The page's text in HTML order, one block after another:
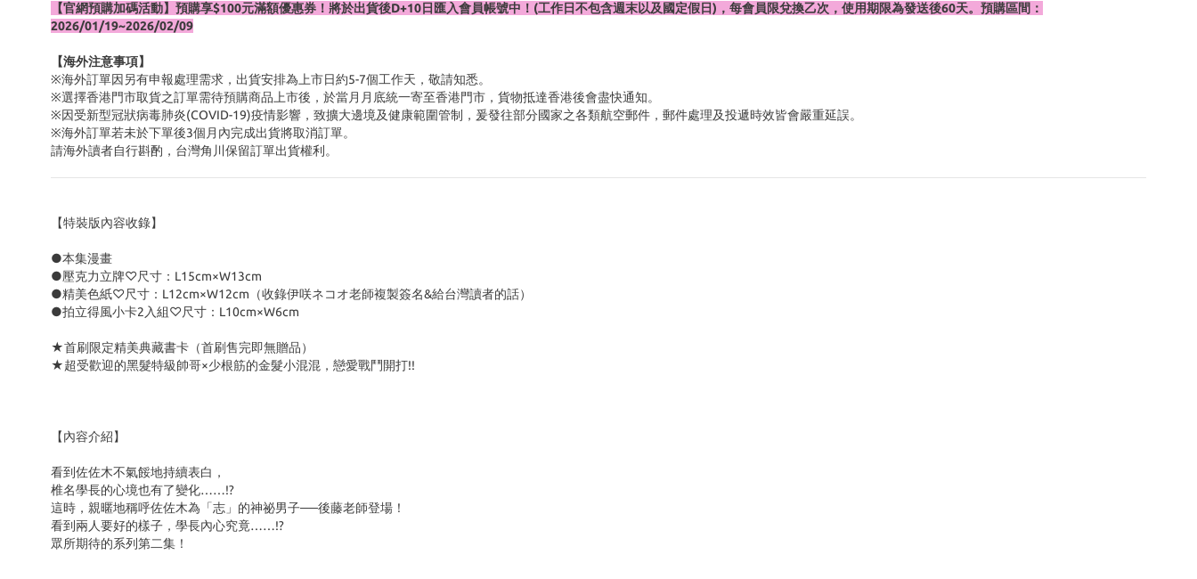
【官網預購加碼活動】預購享$100元滿額優惠券！將於出貨後D+10日匯入會員帳號中！(工作日不包含週末以及國定假日)，每會員限兌換乙次，使用期限為發送後60天。預購區間：
2026/01/19~2026/02/09
【海外注意事項】
※海外訂單因另有申報處理需求，出貨安排為上市日約5-7個工作天，敬請知悉。
※選擇香港門市取貨之訂單需待預購商品上市後，於當月月底統一寄至香港門市，貨物抵達香港後會盡快通知。
※因受新型冠狀病毒肺炎(COVID-19)疫情影響，致擴大邊境及健康範圍管制，爰發往部分國家之各類航空郵件，郵件處理及投遞時效皆會嚴重延誤。
※海外訂單若未於下單後3個月內完成出貨將取消訂單。
請海外讀者自行斟酌，台灣角川保留訂單出貨權利。
【特裝版內容收錄】
●本集漫畫
●壓克力立牌♡尺寸：L15cm×W13cm
●精美色紙♡尺寸：L12cm×W12cm（收錄伊咲ネコオ老師複製簽名&給台灣讀者的話）
●拍立得風小卡2入組♡尺寸：L10cm×W6cm
★首刷限定精美典藏書卡（首刷售完即無贈品）
★超受歡迎的黑髮特級帥哥×少根筋的金髮小混混，戀愛戰鬥開打!!
【內容介紹】
看到佐佐木不氣餒地持續表白，
椎名學長的心境也有了變化……!?
這時，親暱地稱呼佐佐木為「志」的神祕男子──後藤老師登場！
看到兩人要好的樣子，學長內心究竟……!?
眾所期待的系列第二集！